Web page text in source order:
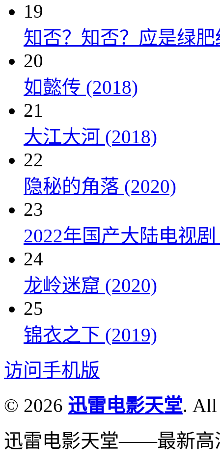
19
知否？知否？应是绿肥
20
如懿传 (2018)
21
大江大河 (2018)
22
隐秘的角落 (2020)
23
2022年国产大陆电视
24
龙岭迷窟 (2020)
25
锦衣之下 (2019)
访问手机版
© 2026 迅雷电影天堂. All
迅雷电影天堂——最新高